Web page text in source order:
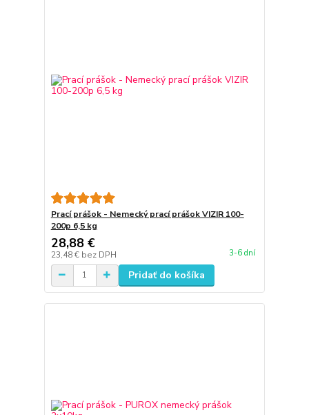
Prací prášok - Nemecký prací prášok VIZIR 100-
200p 6,5 kg
28,88 €
23,48 € bez DPH 3-6 dní
Pridať do košíka